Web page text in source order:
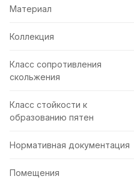
Материал
Коллекция
Класс сопротивления
скольжения
Класс стойкости к
образованию пятен
Нормативная документация
Помещения